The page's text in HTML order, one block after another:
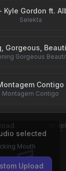
Selekta
Gorgeous
Contigo
Montagem Contigo
selected
Mouth
Upload
Or